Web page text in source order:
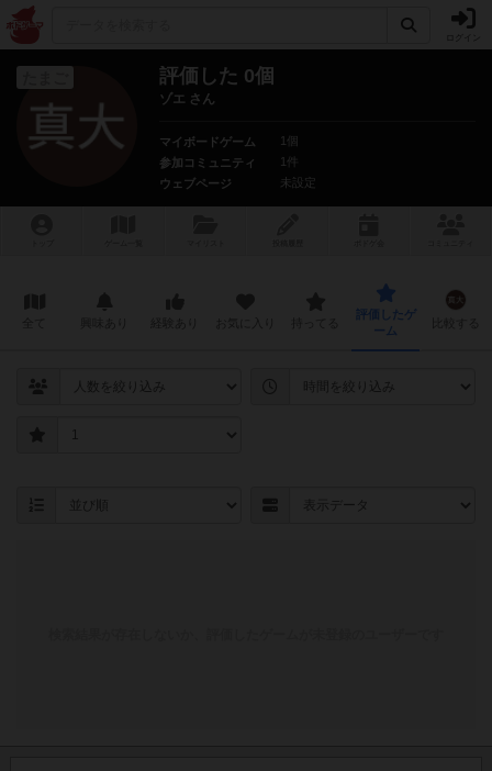
評価した 0個
ゾエ さん
マイボードゲーム
1個
参加コミュニティ
1件
ウェブページ
未設定
評価したゲ
ーム